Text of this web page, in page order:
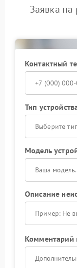
Заявка на
Контактный
Тип
Выберите
Модель
Описание
Комментарий